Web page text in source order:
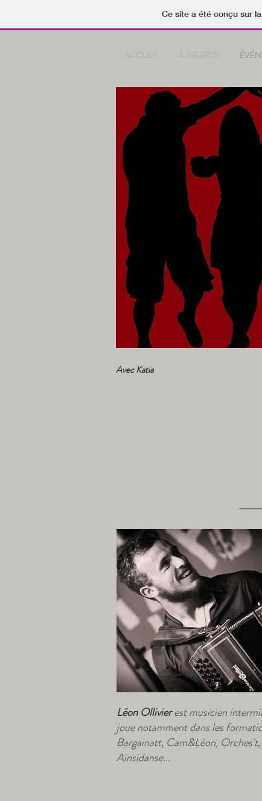
Ce site a été conçu sur
ACCUEIL À PROPOS
Avec Katia
Léon Ollivierest musicien
joue notamment dans les
Bargainatt, Cam&Léon,
Ainsidanse...